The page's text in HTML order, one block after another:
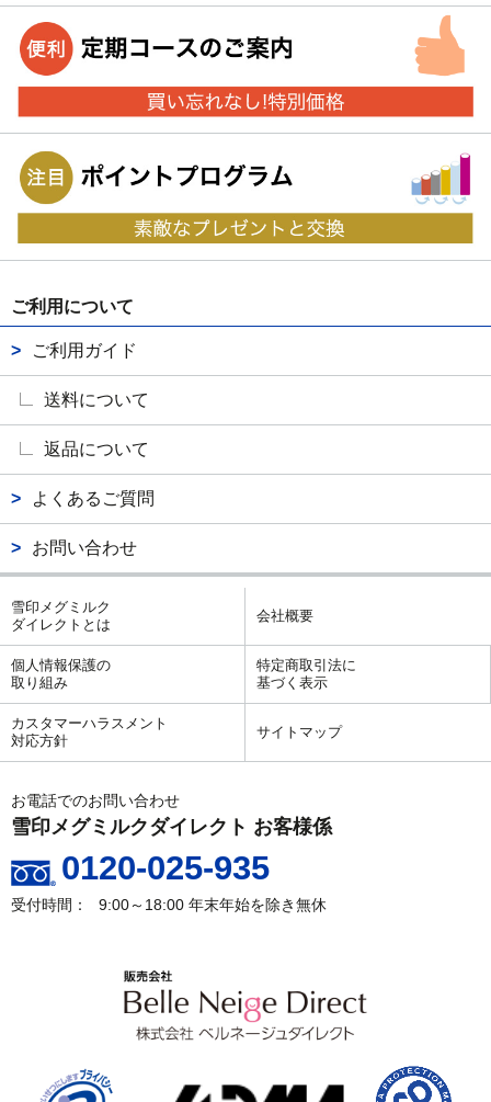
ご利用について
ご利用ガイド
送料について
返品について
よくあるご質問
お問い合わせ
雪印メグミルク
ダイレクトとは
会社概要
個人情報保護の
取り組み
特定商取引法に
基づく表示
カスタマーハラスメント
対応方針
サイトマップ
お電話でのお問い合わせ
雪印メグミルクダイレクト お客様係
0120-025-935
9:00～18:00 年末年始を除き無休